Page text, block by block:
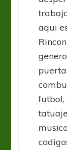
aqui
futbol,